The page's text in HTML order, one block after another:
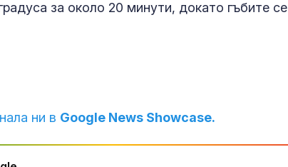
за около 20 минути, докато гъбите се
ни в Google News Showcase.